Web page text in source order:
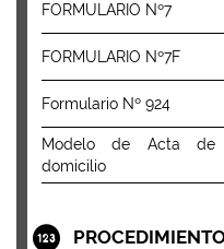
FORMULARIO Nº7
FORMULARIO Nº7F
Formulario Nº 924
Modelo de Acta de
domicilio